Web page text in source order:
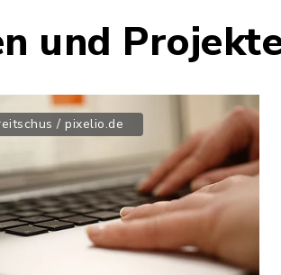
und
/ pixelio.de